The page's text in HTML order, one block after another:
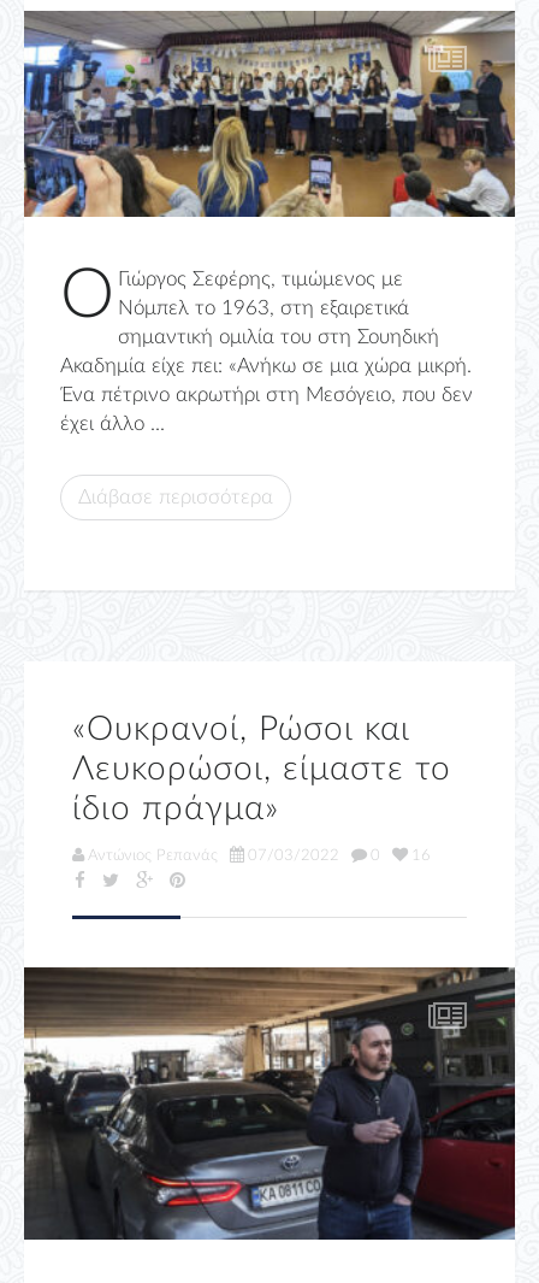
Ο Γιώργος Σεφέρης, τιμώμενος με
Νόμπελ το 1963, στη εξαιρετικά
σημαντική ομιλία του στη Σουηδική
Ακαδημία είχε πει: «Ανήκω σε μια χώρα μικρή.
Ένα πέτρινο ακρωτήρι στη Μεσόγειο, που δεν
έχει άλλο ...
Διάβασε περισσότερα
«Ουκρανοί, Ρώσοι και
Λευκορώσοι, είμαστε το
ίδιο πράγμα»
Αντώνιος Ρεπανάς 07/03/2022 0 16